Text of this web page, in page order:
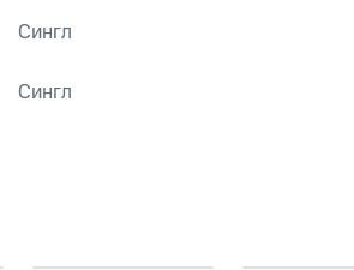
Сингл
Сингл